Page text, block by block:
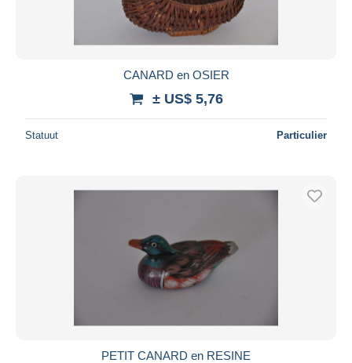
CANARD en OSIER
± US$ 5,76
Statuut Particulier
PETIT CANARD en RESINE